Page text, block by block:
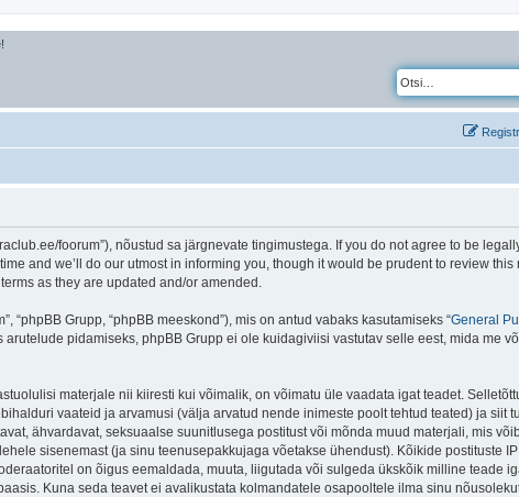
foorum”), nõustud sa järgnevate tingimustega. If you do not agree to be
and we’ll do our utmost in informing you, though it would be prudent to review
as they are updated and/or amended.
“phpBB Grupp, “phpBB meeskond”), mis on antud vabaks kasutamiseks “General
pidamiseks, phpBB Grupp ei ole kuidagiviisi vastutav selle eest, mida me
materjale nii kiiresti kui võimalik, on võimatu üle vaadata igat teadet.
vaateid ja arvamusi (välja arvatud nende inimeste poolt tehtud teated) ja siit
ähvardavat, seksuaalse suunitlusega postitust või mõnda muud materjali, mis
sisenemast (ja sinu teenusepakkujaga võetakse ühendust). Kõikide postituste
on õigus eemaldada, muuta, liigutada või sulgeda ükskõik milline teade
Kuna seda teavet ei avalikustata kolmandatele osapooltele ilma sinu